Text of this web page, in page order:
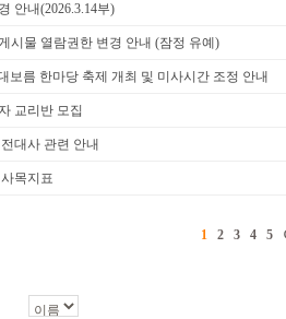
안내(2026.3.14부)
시물 열람권한 변경 안내 (잠정 유예)
보름 한마당 축제 개최 및 미사시간 조정 안내
교리반 모집
대사 관련 안내
목지표
1 2 3 4 5